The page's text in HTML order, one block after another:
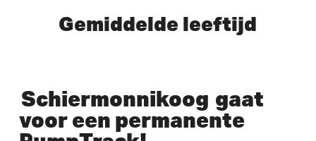
Gemiddelde leeftijd
Schiermonnikoog gaat
voor een permanente